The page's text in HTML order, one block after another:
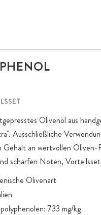
Olivenöl aus
Ausschließliche
an wertvollen Oliven-
scharfen Noten,
Olivenart
733 mg/kg